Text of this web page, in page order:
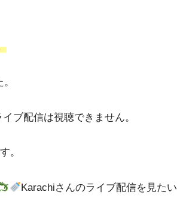
ブ配信は視聴できません。
。
Karachiさんのライブ配信を見たい